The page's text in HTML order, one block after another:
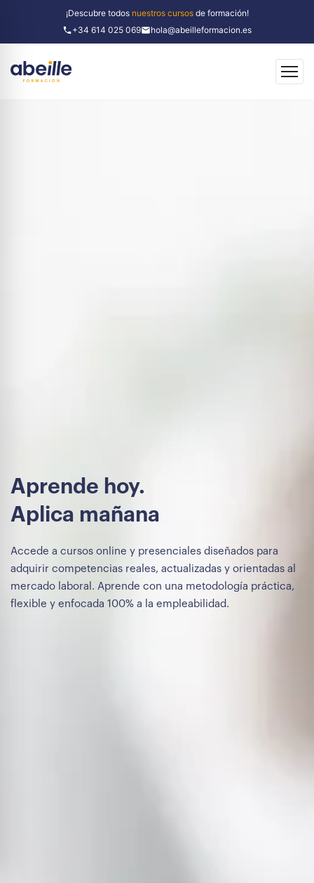
¡Descubre todos nuestros cursosde formación!
+34 614 025 069
hola@abeilleformacion.es
Aprende hoy.
Aplica mañana
Accede a cursos online y presenciales diseñados para
adquirir competencias reales, actualizadas y orientadas al
mercado laboral. Aprende con una metodología práctica,
flexible y enfocada 100% a la empleabilidad.